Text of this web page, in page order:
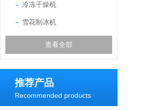
冷冻干燥机
雪花制冰机
查看全部
推荐产品
Recommended products